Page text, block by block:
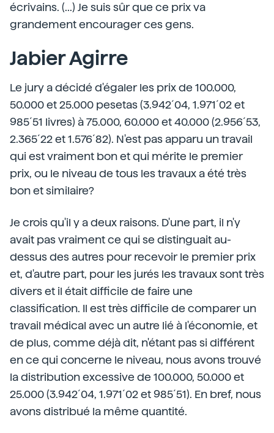
écrivains. (...) Je suis sûr que ce prix va
grandement encourager ces gens.
Jabier Agirre
Le jury a décidé d'égaler les prix de 100.000,
50.000 et 25.000 pesetas (3.942´04, 1.971´02 et
985´51 livres) à 75.000, 60.000 et 40.000 (2.956´53,
2.365´22 et 1.576´82). N'est pas apparu un travail
qui est vraiment bon et qui mérite le premier
prix, ou le niveau de tous les travaux a été très
bon et similaire?
Je crois qu'il y a deux raisons. D'une part, il n'y
avait pas vraiment ce qui se distinguait au-
dessus des autres pour recevoir le premier prix
et, d'autre part, pour les jurés les travaux sont très
divers et il était difficile de faire une
classification. Il est très difficile de comparer un
travail médical avec un autre lié à l'économie, et
de plus, comme déjà dit, n'étant pas si différent
en ce qui concerne le niveau, nous avons trouvé
la distribution excessive de 100.000, 50.000 et
25.000 (3.942´04, 1.971´02 et 985´51). En bref, nous
avons distribué la même quantité.